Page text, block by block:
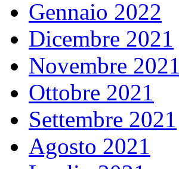
Gennaio 2022
Dicembre 2021
Novembre 2021
Ottobre 2021
Settembre 2021
Agosto 2021